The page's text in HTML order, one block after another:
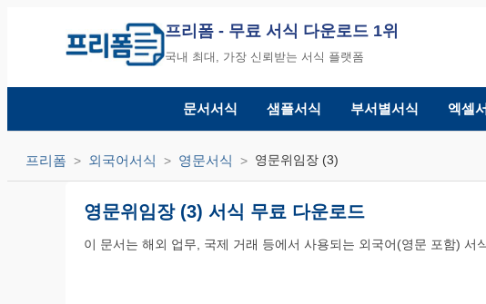
프리폼 - 무료 서식 다운로드 1위
국내 최대, 가장 신뢰받는 서식 플랫폼
문서서식 샘플서식 부서별서식 엑셀
프리폼 외국어서식 영문서식 영문위임장 (3)
영문위임장 (3) 서식 무료 다운로드
이 문서는 해외 업무, 국제 거래 등에서 사용되는 외국어(영문 포함) 서